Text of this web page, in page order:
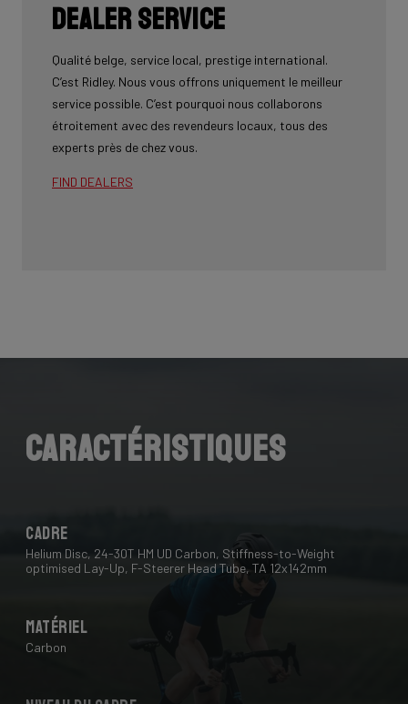
Dealer service
Qualité belge, service local, prestige international.
C’est Ridley. Nous vous offrons uniquement le meilleur
service possible. C’est pourquoi nous collaborons
étroitement avec des revendeurs locaux, tous des
experts près de chez vous.
FIND DEALERS
Caractéristiques
Cadre
Helium Disc, 24-30T HM UD Carbon, Stiffness-to-Weight
optimised Lay-Up, F-Steerer Head Tube, TA 12x142mm
Matériel
Carbon